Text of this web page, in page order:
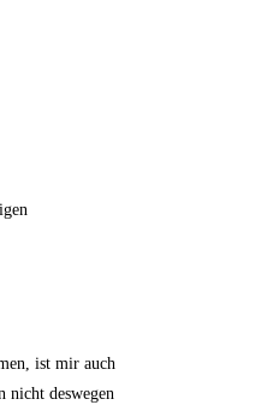
ist mir auch
nicht deswegen